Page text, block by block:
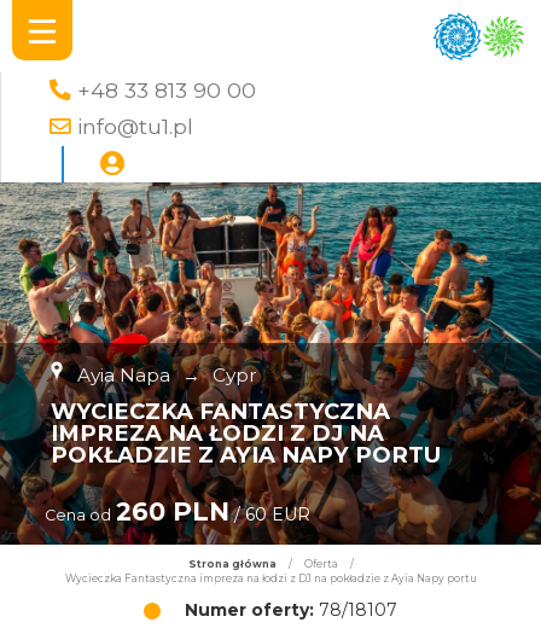
+48 33 813 90 00
info@tu1.pl
Ayia Napa → Cypr
WYCIECZKA FANTASTYCZNA
IMPREZA NA ŁODZI Z DJ NA
POKŁADZIE Z AYIA NAPY PORTU
Cena od 260 PLN/ 60 EUR
Strona główna / Oferta
/
Wycieczka Fantastyczna impreza na łodzi z DJ na pokładzie z Ayia Napy portu
Numer oferty: 78/18107